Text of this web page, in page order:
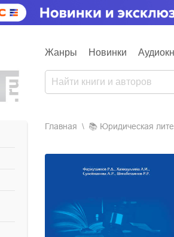
Жанры Новинки
Главная 📚 юридическая